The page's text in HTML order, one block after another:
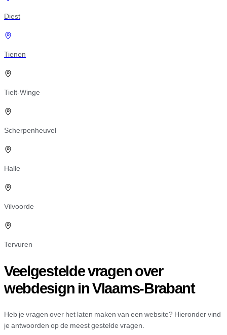
Diest
Tienen
Tielt-Winge
Scherpenheuvel
Halle
Vilvoorde
Tervuren
Veelgestelde vragen over
webdesign in Vlaams-Brabant
Heb je vragen over het laten maken van een website? Hieronder vind
je antwoorden op de meest gestelde vragen.